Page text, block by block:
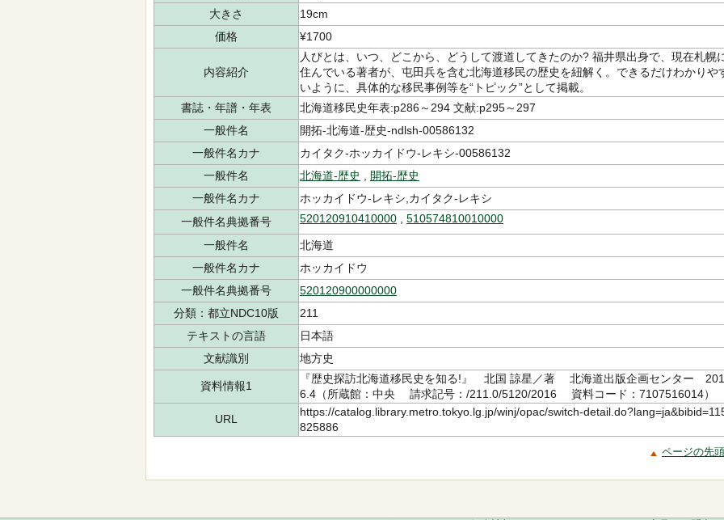
大きさ
19cm
価格
¥1700
内容紹介
人びとは、いつ、どこから、どうして渡道してきたのか? 福井県出身で、現在札幌
住んでいる著者が、屯田兵を含む北海道移民の歴史を紐解く。できるだけわかりや
いように、具体的な移民事例等を“トピック”として掲載。
書誌・年譜・年表
北海道移民史年表:p286～294 文献:p295～297
一般件名
開拓-北海道-歴史-ndlsh-00586132
一般件名カナ
カイタク-ホッカイドウ-レキシ-00586132
一般件名
北海道-歴史
開拓-歴史
一般件名カナ
ホッカイドウ-レキシ,カイタク-レキシ
一般件名典拠番号
520120910410000 510574810010000
一般件名
北海道
一般件名カナ
ホッカイドウ
一般件名典拠番号
520120900000000
分類：都立NDC10版
211
テキストの言語
日本語
文献識別
地方史
資料情報1
『歴史探訪北海道移民史を知る!』 北国 諒星／著 北海道出版企画センター 201
6.4（所蔵館：中央 請求記号：/211.0/5120/2016 資料コード：7107516014）
URL
https://catalog.library.metro.tokyo.lg.jp/winj/opac/switch-
825886
ページの先